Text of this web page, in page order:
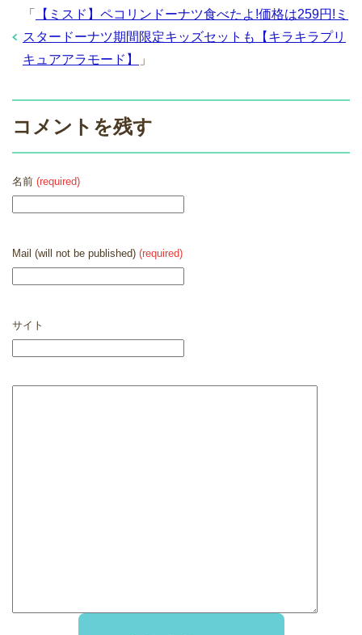
「
【ミスド】ペコリンドーナツ食べたよ!価格は259円!ミ
スタードーナツ期間限定キッズセットも【キラキラプリ
キュアアラモード】
」
コメントを残す
名前 (required)
Mail (will not be published) (required)
サイト